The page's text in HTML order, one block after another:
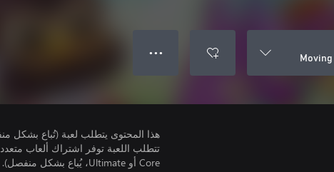
● ● ●
هذا المحتوى يتطلب لعبة (تُباع بشكل
Core أو Ultimate، يُباع بشكل منفصل).